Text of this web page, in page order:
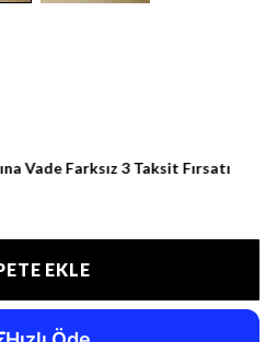
Vade Farksız 3 Taksit Fırsatı
EKLE